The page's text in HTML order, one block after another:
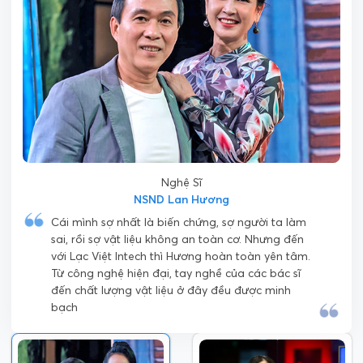
Nghệ Sĩ
NSND Lan Hương
Cái mình sợ nhất là biến chứng, sợ người ta làm
sai, rồi sợ vật liệu không an toàn cơ. Nhưng đến
với Lạc Việt Intech thì Hương hoàn toàn yên tâm.
Từ công nghệ hiện đại, tay nghề của các bác sĩ
đến chất lượng vật liệu ở đây đều được minh
bạch